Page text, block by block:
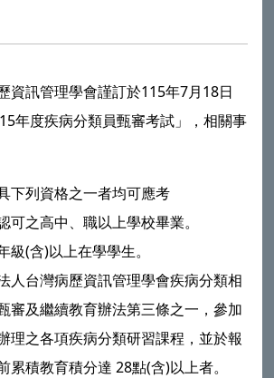
資訊管理學會謹訂於115年7月18日
年度疾病分類員甄審考試」，相關事
下列資格之一者均可應考
可之高中、職以上學校畢業。
級(含)以上在學學生。
人台灣病歷資訊管理學會疾病分類相
審及繼續教育辦法第三條之一，參加
理之各項疾病分類研習課程，並於報
累積教育積分達 28點(含)以上者。